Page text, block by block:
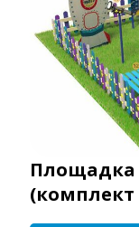
Площадка